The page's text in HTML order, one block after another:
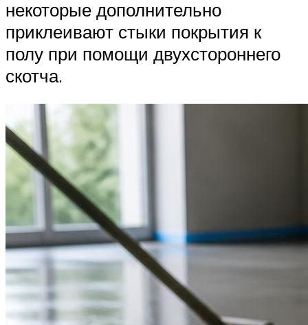
некоторые дополнительно
приклеивают стыки покрытия к
полу при помощи двухстороннего
скотча.